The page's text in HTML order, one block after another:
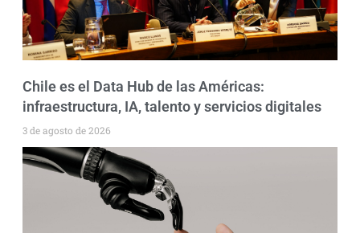
Chile es el Data Hub de las Américas:
infraestructura, IA, talento y servicios digitales
3 de agosto de 2026